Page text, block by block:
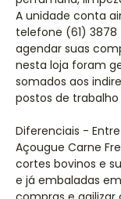
A unidade conta
telefone (61) 3878
agendar suas
nesta loja foram
somados aos
postos de
Diferenciais -
Açougue Carne
cortes bovinos e
e já embaladas